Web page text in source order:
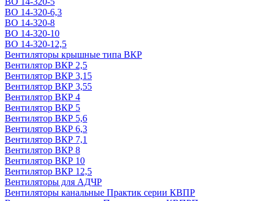
ВО 14-320-6,3
ВО 14-320-8
ВО 14-320-10
ВО 14-320-12,5
Вентиляторы крышные типа ВКР
Вентилятор ВКР 2,5
Вентилятор ВКР 3,15
Вентилятор ВКР 3,55
Вентилятор ВКР 4
Вентилятор ВКР 5
Вентилятор ВКР 5,6
Вентилятор ВКР 6,3
Вентилятор ВКР 7,1
Вентилятор ВКР 8
Вентилятор ВКР 10
Вентилятор ВКР 12,5
Вентиляторы для АДЧР
Вентиляторы канальные Практик серии КВПР